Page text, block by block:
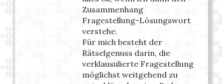
Zusammenhang
Fragestellung-Lösungswort
verstehe.
Für mich besteht der
Rätselgenuss darin, die
verklausulierte Fragestellung
möglichst weitgehend zu